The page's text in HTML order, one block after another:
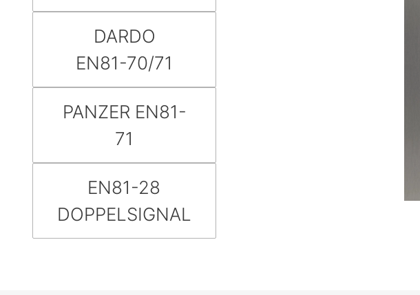
DARDO
EN81-70/71
PANZER EN81-
71
EN81-28
DOPPELSIGNAL